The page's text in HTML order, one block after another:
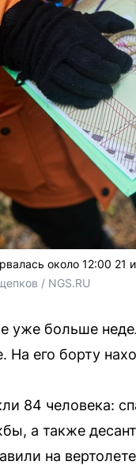
около 12:00 21
/ NGS.RU
уже больше
На его борту
84 человека:
а также
на